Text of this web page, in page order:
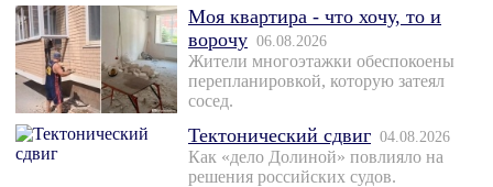
Моя квартира - что хочу, то и
ворочу 06.08.2026
Жители многоэтажки обеспокоены
перепланировкой, которую затеял
сосед.
Тектонический сдвиг 04.08.2026
Как «дело Долиной» повлияло на
решения российских судов.